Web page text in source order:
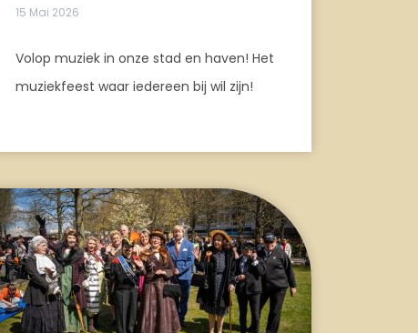
15 Mai 2026
Volop muziek in onze stad en haven! Het
muziekfeest waar iedereen bij wil zijn!